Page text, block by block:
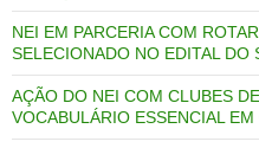
NEI EM PARCERIA COM
SELECIONADO NO EDITAL DO
AÇÃO DO NEI COM CLUBES
VOCABULÁRIO ESSENCIAL